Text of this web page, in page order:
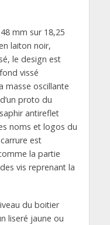
mm sur 18,25
laiton noir,
le design est
vissé
masse oscillante
proto du
antireflet
noms et logos du
est
la partie
vis reprenant la
du boitier
liseré jaune ou